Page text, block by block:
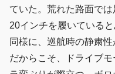
ていた。荒れた路面では
20インチを履いている
同様に、巡航時の静粛
だからこそ、ドライブ